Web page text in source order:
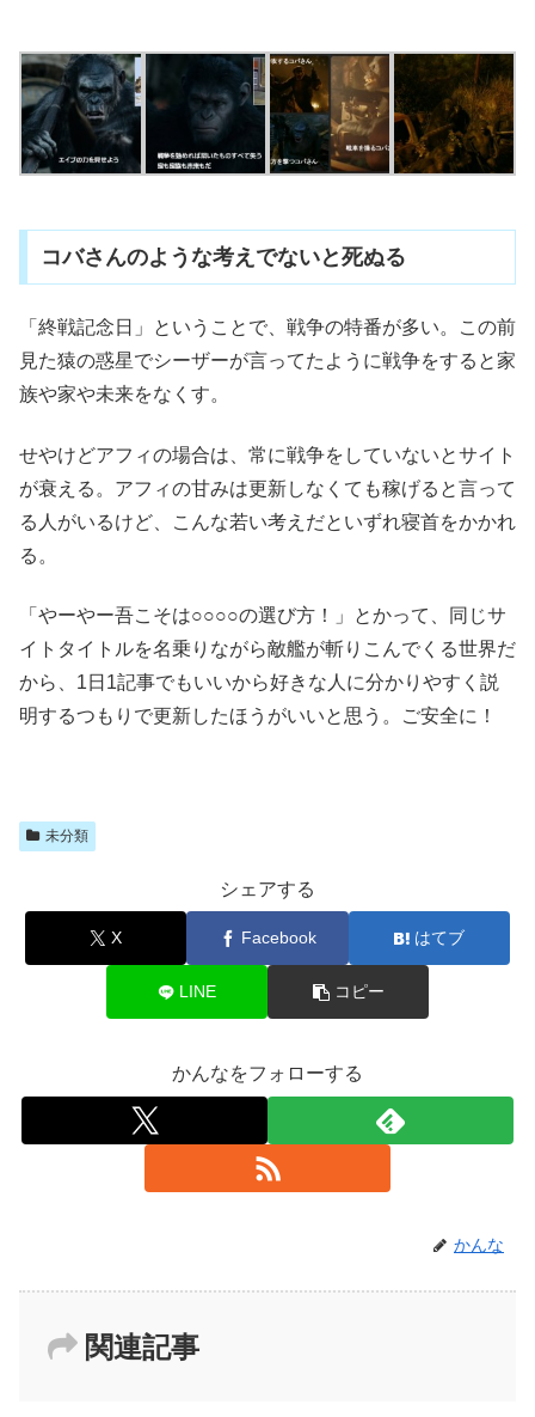
コバさんのような考えでないと死ぬる
「終戦記念日」ということで、戦争の特番が多い。この前
見た猿の惑星でシーザーが言ってたように戦争をすると家
族や家や未来をなくす。
せやけどアフィの場合は、常に戦争をしていないとサイト
が衰える。アフィの甘みは更新しなくても稼げると言って
る人がいるけど、こんな若い考えだといずれ寝首をかかれ
る。
「やーやー吾こそは○○○○の選び方！」とかって、同じサ
イトタイトルを名乗りながら敵艦が斬りこんでくる世界だ
から、1日1記事でもいいから好きな人に分かりやすく説
明するつもりで更新したほうがいいと思う。ご安全に！
未分類
シェアする
X Facebook はてブ
LINE コピー
かんなをフォローする
かんな
関連記事